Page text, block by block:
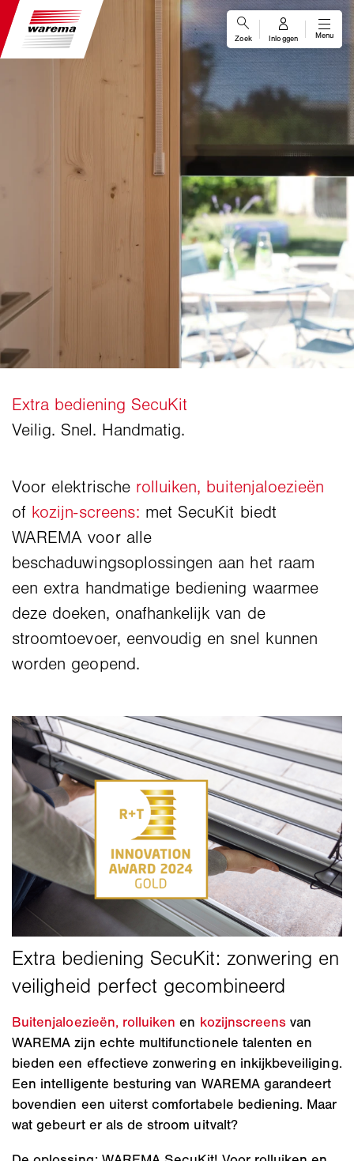
Voor elektrische rolluiken, buitenjaloezieën
of kozijn-screens: met SecuKit biedt
WAREMA voor alle
beschaduwingsoplossingen aan het raam
een extra handmatige bediening waarmee
deze doeken, onafhankelijk van de
stroomtoevoer, eenvoudig en snel kunnen
worden geopend.
Buitenjaloezieën, rolluiken en kozijnscreens van
WAREMA zijn echte multifunctionele talenten en
bieden een effectieve zonwering en inkijkbeveiliging.
Een intelligente besturing van WAREMA garandeert
bovendien een uiterst comfortabele bediening. Maar
wat gebeurt er als de stroom uitvalt?